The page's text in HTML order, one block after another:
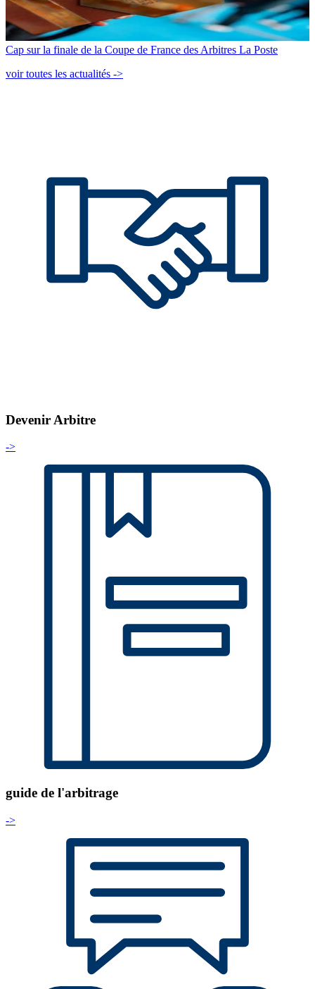
Cap sur la finale de la Coupe de France des Arbitres La Poste
voir toutes les actualités ->
Devenir Arbitre
->
guide de l'arbitrage
->